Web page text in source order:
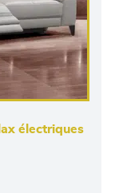
électriques